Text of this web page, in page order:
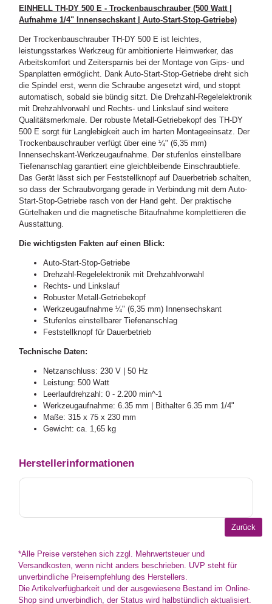
EINHELL TH-DY 500 E - Trockenbauschrauber (500 Watt |
Aufnahme 1/4" Innensechskant | Auto-Start-Stop-Getriebe)
Der Trockenbauschrauber TH-DY 500 E ist leichtes,
leistungsstarkes Werkzeug für ambitionierte Heimwerker, das
Arbeitskomfort und Zeitersparnis bei der Montage von Gips- und
Spanplatten ermöglicht. Dank Auto-Start-Stop-Getriebe dreht sich
die Spindel erst, wenn die Schraube angesetzt wird, und stoppt
automatisch, sobald sie bündig sitzt. Die Drehzahl-Regelelektronik
mit Drehzahlvorwahl und Rechts- und Linkslauf sind weitere
Qualitätsmerkmale. Der robuste Metall-Getriebekopf des TH-DY
500 E sorgt für Langlebigkeit auch im harten Montageeinsatz. Der
Trockenbauschrauber verfügt über eine ¼" (6,35 mm)
Innensechskant-Werkzeugaufnahme. Der stufenlos einstellbare
Tiefenanschlag garantiert eine gleichbleibende Einschraubtiefe.
Das Gerät lässt sich per Feststellknopf auf Dauerbetrieb schalten,
so dass der Schraubvorgang gerade in Verbindung mit dem Auto-
Start-Stop-Getriebe rasch von der Hand geht. Der praktische
Gürtelhaken und die magnetische Bitaufnahme komplettieren die
Ausstattung.
Die wichtigsten Fakten auf einen Blick:
Auto-Start-Stop-Getriebe
Drehzahl-Regelelektronik mit Drehzahlvorwahl
Rechts- und Linkslauf
Robuster Metall-Getriebekopf
Werkzeugaufnahme ¼" (6,35 mm) Innensechskant
Stufenlos einstellbarer Tiefenanschlag
Feststellknopf für Dauerbetrieb
Technische Daten:
Netzanschluss: 230 V | 50 Hz
Leistung: 500 Watt
Leerlaufdrehzahl: 0 - 2.200 min^-1
Werkzeugaufnahme: 6.35 mm | Bithalter 6.35 mm 1/4"
Maße: 315 x 75 x 230 mm
Gewicht: ca. 1,65 kg
Herstellerinformationen
*Alle Preise verstehen sich zzgl. Mehrwertsteuer und
Versandkosten, wenn nicht anders beschrieben. UVP steht für
unverbindliche Preisempfehlung des Herstellers.
Die Artikelverfügbarkeit und der ausgewiesene Bestand im Online-
Shop sind unverbindlich, der Status wird halbstündlich aktualisiert.